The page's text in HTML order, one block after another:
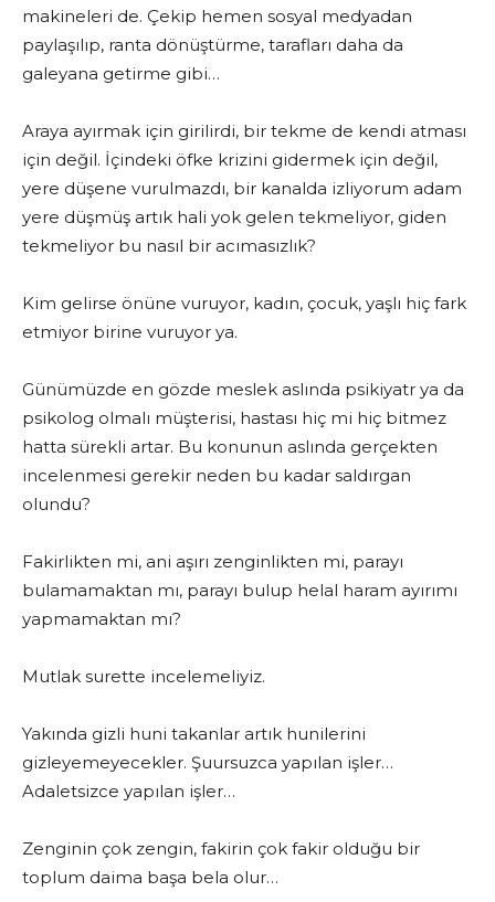
makineleri de. Çekip hemen sosyal medyadan
paylaşılıp, ranta dönüştürme, tarafları daha da
galeyana getirme gibi…
Araya ayırmak için girilirdi, bir tekme de kendi atması
için değil. İçindeki öfke krizini gidermek için değil,
yere düşene vurulmazdı, bir kanalda izliyorum adam
yere düşmüş artık hali yok gelen tekmeliyor, giden
tekmeliyor bu nasıl bir acımasızlık?
Kim gelirse önüne vuruyor, kadın, çocuk, yaşlı hiç fark
etmiyor birine vuruyor ya.
Günümüzde en gözde meslek aslında psikiyatr ya da
psikolog olmalı müşterisi, hastası hiç mi hiç bitmez
hatta sürekli artar. Bu konunun aslında gerçekten
incelenmesi gerekir neden bu kadar saldırgan
olundu?
Fakirlikten mi, ani aşırı zenginlikten mi, parayı
bulamamaktan mı, parayı bulup helal haram ayırımı
yapmamaktan mı?
Mutlak surette incelemeliyiz.
Yakında gizli huni takanlar artık hunilerini
gizleyemeyecekler. Şuursuzca yapılan işler…
Adaletsizce yapılan işler…
Zenginin çok zengin, fakirin çok fakir olduğu bir
toplum daima başa bela olur…